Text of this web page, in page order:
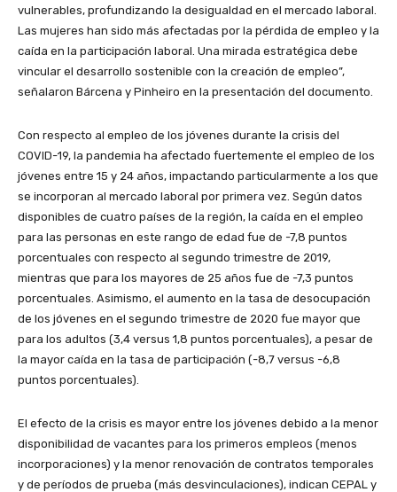
vulnerables, profundizando la desigualdad en el mercado laboral.
Las mujeres han sido más afectadas por la pérdida de empleo y la
caída en la participación laboral. Una mirada estratégica debe
vincular el desarrollo sostenible con la creación de empleo”,
señalaron Bárcena y Pinheiro en la presentación del documento.
Con respecto al empleo de los jóvenes durante la crisis del
COVID-19, la pandemia ha afectado fuertemente el empleo de los
jóvenes entre 15 y 24 años, impactando particularmente a los que
se incorporan al mercado laboral por primera vez. Según datos
disponibles de cuatro países de la región, la caída en el empleo
para las personas en este rango de edad fue de -7,8 puntos
porcentuales con respecto al segundo trimestre de 2019,
mientras que para los mayores de 25 años fue de -7,3 puntos
porcentuales. Asimismo, el aumento en la tasa de desocupación
de los jóvenes en el segundo trimestre de 2020 fue mayor que
para los adultos (3,4 versus 1,8 puntos porcentuales), a pesar de
la mayor caída en la tasa de participación (-8,7 versus -6,8
puntos porcentuales).
El efecto de la crisis es mayor entre los jóvenes debido a la menor
disponibilidad de vacantes para los primeros empleos (menos
incorporaciones) y la menor renovación de contratos temporales
y de períodos de prueba (más desvinculaciones), indican CEPAL y